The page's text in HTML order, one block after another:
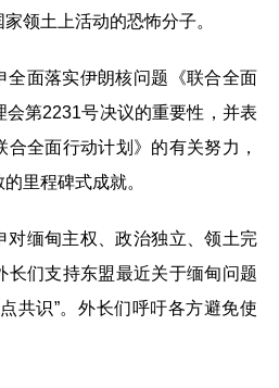
领土上活动的恐怖分子。
全面落实伊朗核问题《联合全面
第2231号决议的重要性，并表
全面行动计划》的有关努力，
里程碑式成就。
对缅甸主权、政治独立、领土完
长们支持东盟最近关于缅甸问题
共识”。外长们呼吁各方避免使